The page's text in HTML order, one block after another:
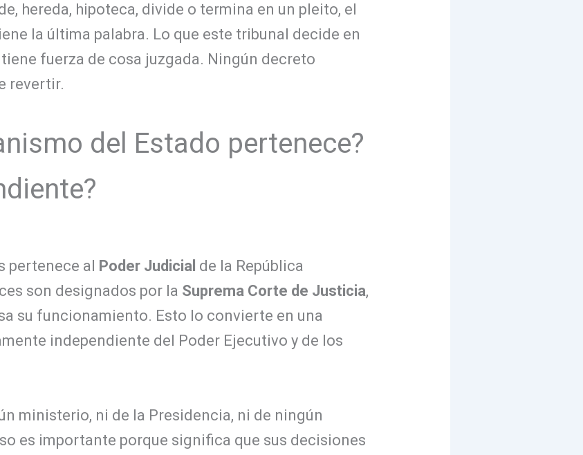
hereda, hipoteca, divide o termina en un pleito, el
la última palabra. Lo que este tribunal decide en
fuerza de cosa juzgada. Ningún decreto
revertir.
del Estado pertenece?
pertenece al Poder Judicial de la República
son designados por la Suprema Corte de Justicia,
su funcionamiento. Esto lo convierte en una
independiente del Poder Ejecutivo y de los
ministerio, ni de la Presidencia, ni de ningún
es importante porque significa que sus decisiones